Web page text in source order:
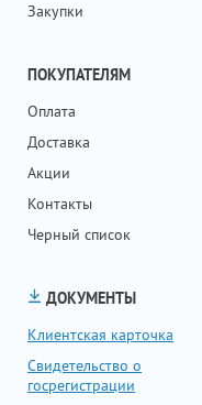
Закупки
ПОКУПАТЕЛЯМ
Оплата
Доставка
Акции
Контакты
Черный список
ДОКУМЕНТЫ
Клиентская карточка
Свидетельство о
госрегистрации